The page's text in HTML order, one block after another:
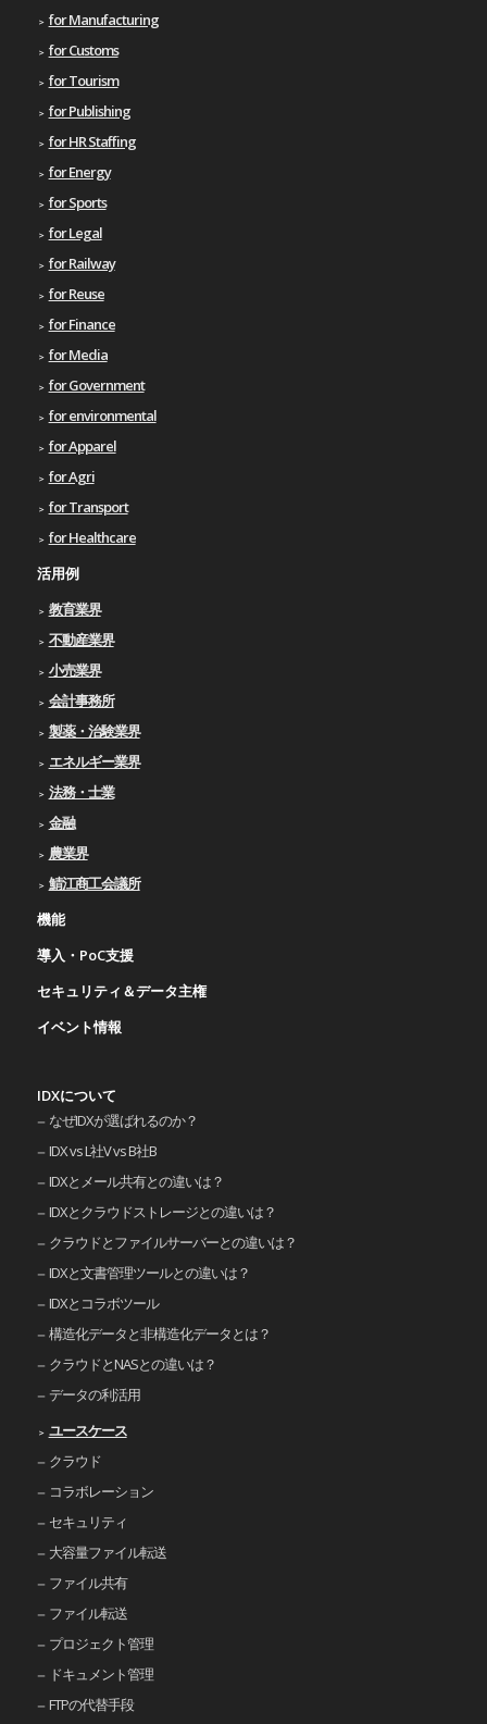
for Manufacturing
for Customs
for Tourism
for Publishing
for HR Staffing
for Energy
for Sports
for Legal
for Railway
for Reuse
for Finance
for Media
for Government
for environmental
for Apparel
for Agri
for Transport
for Healthcare
活用例
教育業界
不動産業界
小売業界
会計事務所
製薬・治験業界
エネルギー業界
法務・士業
金融
農業界
鯖江商工会議所
機能
導入・PoC支援
セキュリティ＆データ主権
イベント情報
IDXについて
なぜIDXが選ばれるのか？
IDX vs L社V vs B社B
IDXとメール共有との違いは？
IDXとクラウドストレージとの違いは？
クラウドとファイルサーバーとの違いは？
IDXと文書管理ツールとの違いは？
IDXとコラボツール
構造化データと非構造化データとは？
クラウドとNASとの違いは？
データの利活用
ユースケース
クラウド
コラボレーション
セキュリティ
大容量ファイル転送
ファイル共有
ファイル転送
プロジェクト管理
ドキュメント管理
FTPの代替手段